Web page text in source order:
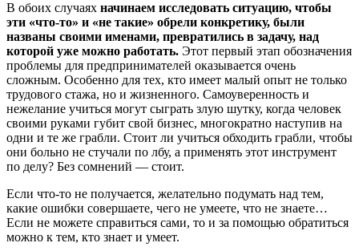
В обоих случаях начинаем исследовать ситуацию, чтобы
эти «что-то» и «не такие» обрели конкретику, были
названы своими именами, превратились в задачу, над
которой уже можно работать. Этот первый этап обозначения
проблемы для предпринимателей оказывается очень
сложным. Особенно для тех, кто имеет малый опыт не только
трудового стажа, но и жизненного. Самоуверенность и
нежелание учиться могут сыграть злую шутку, когда человек
своими руками губит свой бизнес, многократно наступив на
одни и те же грабли. Стоит ли учиться обходить грабли, чтобы
они больно не стучали по лбу, а применять этот инструмент
по делу? Без сомнений — стоит.
Если что-то не получается, желательно подумать над тем,
какие ошибки совершаете, чего не умеете, что не знаете…
Если не можете справиться сами, то и за помощью обратиться
можно к тем, кто знает и умеет.